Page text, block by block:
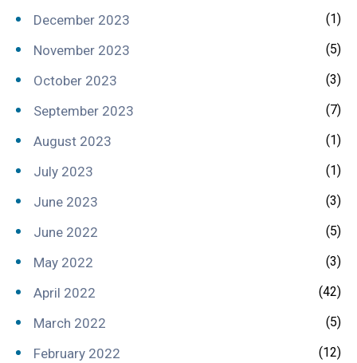
December 2023 (1)
November 2023 (5)
October 2023 (3)
September 2023 (7)
August 2023 (1)
July 2023 (1)
June 2023 (3)
June 2022 (5)
May 2022 (3)
April 2022 (42)
March 2022 (5)
February 2022 (12)